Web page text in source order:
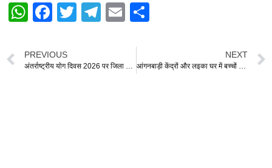
W
at
s
F
c
e
T
er
T
gr
E
ail
e
PREVIOUS
अंतर्राष्ट्रीय योग दिवस 2026 पर जिला जेल धमतरी में योग से जागी नई चेतना
NEXT
आंगनबाड़ी केंद्रों और लइका घर में बच्चों को वितरित की गई पानी की बोतलें यूथ प्रेस वेलफेयर फाउंडेशन धमतरी का आयोजन